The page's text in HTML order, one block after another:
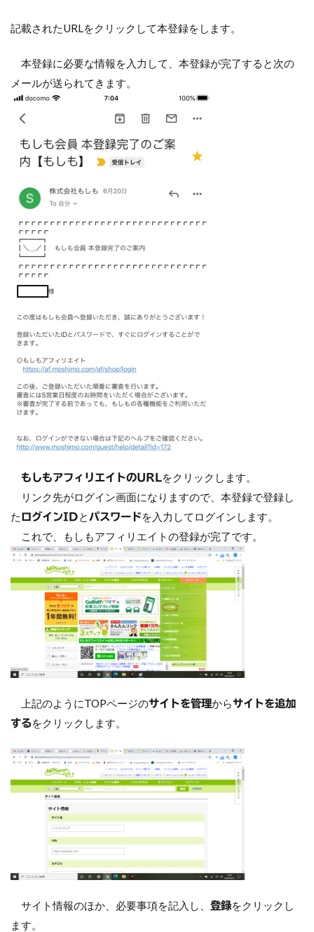
記載されたURLをクリックして本登録をします。
本登録に必要な情報を入力して、本登録が完了すると次の
メールが送られてきます。
もしもアフィリエイトのURL
をクリックします。
リンク先がログイン画面になりますので、本登録で登録し
たログインIDと パスワードを入力してログインします。
これで、もしもアフィリエイトの登録が完了です。
上記のようにTOPページのサイトを管理からサイトを追加
するをクリックします。
サイト情報のほか、必要事項を記入し、 登録をクリックし
ます。